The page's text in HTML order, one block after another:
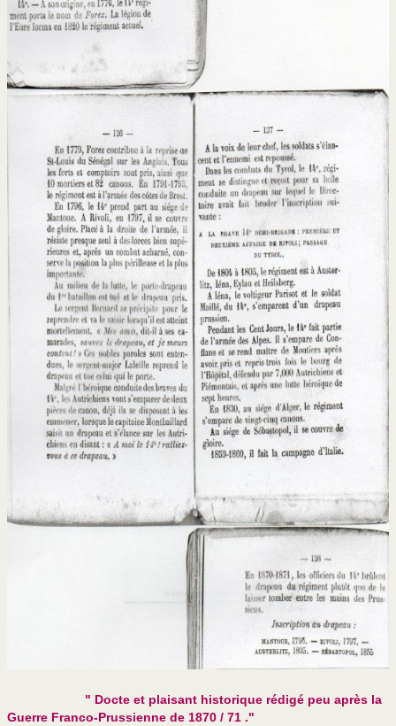
Poignards au 1ere RCP
Les livres 1er RCP
" Docte et plaisant historique rédigé peu après la
Guerre Franco-Prussienne de 1870 / 71 ."